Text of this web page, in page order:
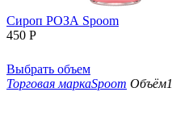
Сироп РОЗА Spoom
450 Р
Выбрать объем
Торговая маркаSpoom Объём